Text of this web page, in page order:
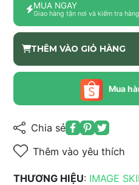
MUA NGAY
Giao hàng tận nơi và kiểm tra
THÊM VÀO GIỎ HÀNG
Mua
Chia sẻ
Thêm vào yêu thích
THƯƠNG HIỆU: IMAGE